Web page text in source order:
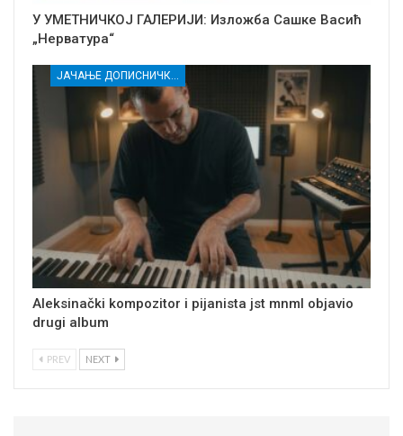
У УМЕТНИЧКОЈ ГАЛЕРИЈИ: Изложба Сашке Васић
„Нерватура“
ЈАЧАЊЕ ДОПИСНИЧКЕ МРЕЖЕ НЕЗАВИСНИХ МЕДИЈА У РАСИНСКОМ ОКРУГУ
Aleksinački kompozitor i pijanista jst mnml objavio
drugi album
PREV NEXT